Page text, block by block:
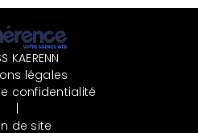
KAERENN
légales
confidentialité
|
de site